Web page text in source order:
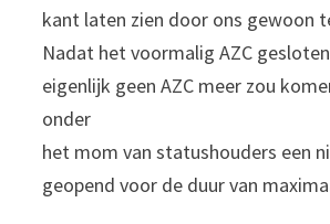
kant laten zien door ons gewoon
Nadat het voormalig AZC
eigenlijk geen AZC meer zou
onder
het mom van statushouders een
geopend voor de duur van